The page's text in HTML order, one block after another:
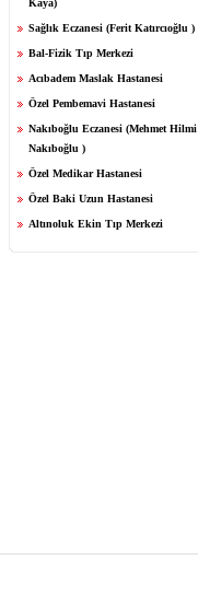
Kaya)
Sağlık Eczanesi (Ferit Katırcıoğlu )
Bal-Fizik Tıp Merkezi
Acıbadem Maslak Hastanesi
Özel Pembemavi Hastanesi
Nakıboğlu Eczanesi (Mehmet Hilmi
Nakıboğlu )
Özel Medikar Hastanesi
Özel Baki Uzun Hastanesi
Altınoluk Ekin Tıp Merkezi